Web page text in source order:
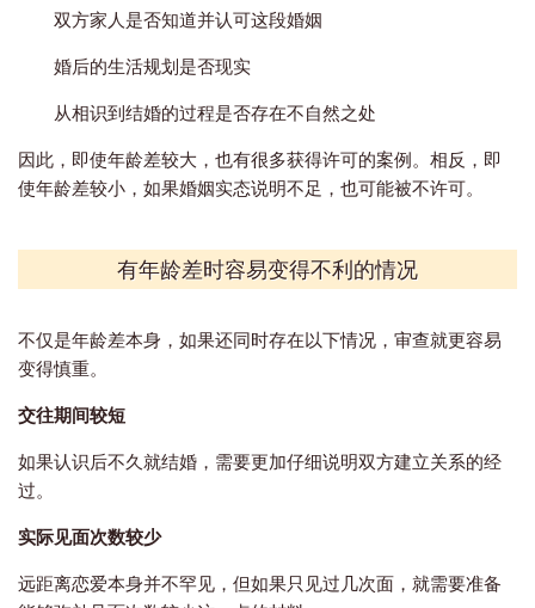
双方家人是否知道并认可这段婚姻
婚后的生活规划是否现实
从相识到结婚的过程是否存在不自然之处
因此，即使年龄差较大，也有很多获得许可的案例。相反，即
使年龄差较小，如果婚姻实态说明不足，也可能被不许可。
有年龄差时容易变得不利的情况
不仅是年龄差本身，如果还同时存在以下情况，审查就更容易
变得慎重。
交往期间较短
如果认识后不久就结婚，需要更加仔细说明双方建立关系的经
过。
实际见面次数较少
远距离恋爱本身并不罕见，但如果只见过几次面，就需要准备